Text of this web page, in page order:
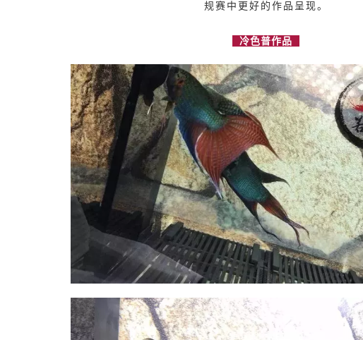
规赛中更好的作品呈现。
冷色普作品